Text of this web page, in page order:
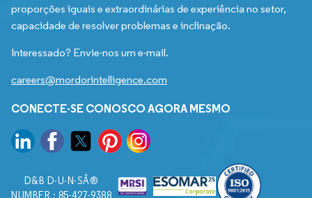
proporções iguais e extraordinárias de experiência no setor,
capacidade de resolver problemas e inclinação.
Interessado? Envie-nos um e-mail.
careers@mordorintelligence.com
CONECTE-SE CONOSCO AGORA MESMO
D&B D-U-N-SÂ®